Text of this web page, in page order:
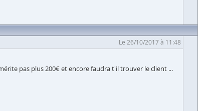
Le 26/10/2017 à 11:48
pas plus 200€ et encore faudra t'il trouver le client ...